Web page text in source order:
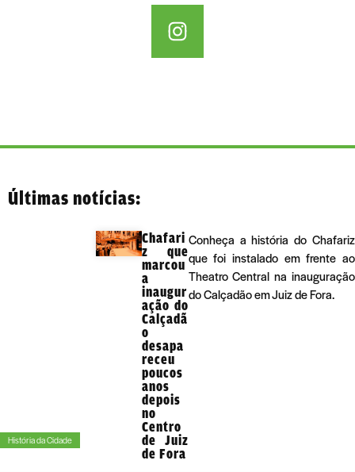
Últimas notícias:
História da Cidade
Chafari
z que
marcou
a
inaugur
ação do
Calçadã
o
desapa
receu
poucos
anos
depois
no
Centro
de Juiz
de Fora
Conheça a história do Chafariz
que foi instalado em frente ao
Theatro Central na inauguração
do Calçadão em Juiz de Fora.